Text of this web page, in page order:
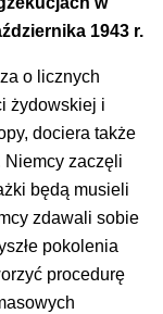
1943 r.
o licznych
żydowskiej i
dociera także
Niemcy zaczęli
będą musieli
zdawali sobie
pokolenia
procedurę